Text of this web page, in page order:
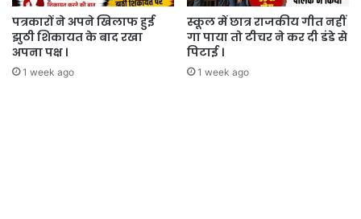
पत्रकारों ने अपने खिलाफ हुई
झुठी शिकायत के बाद रखा
अपना पक्ष ।
1 week ago
स्कूल में छात्र राजकीय गीत नहीं
गा पाया तो टीचर ने कर दी डंडे से
पिटाई ।
1 week ago